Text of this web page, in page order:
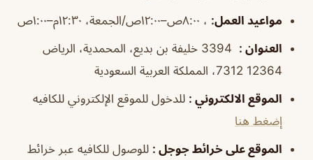
مواعيد العمل: ، ٨:٠٠ص–١٢:٠٠ص/الجمعة، ١٢:٣٠م–١:٠٠ص
العنوان :
3394 خليفة بن بديع، المحمدية، الرياض
12364 7312، المملكة العربية السعودية
الموقع الالكتروني : للدخول للموقع الإلكتروني للكافيه
إضغط هنا
الموقع على خرائط جوجل : للوصول للكافيه عبر خرائط